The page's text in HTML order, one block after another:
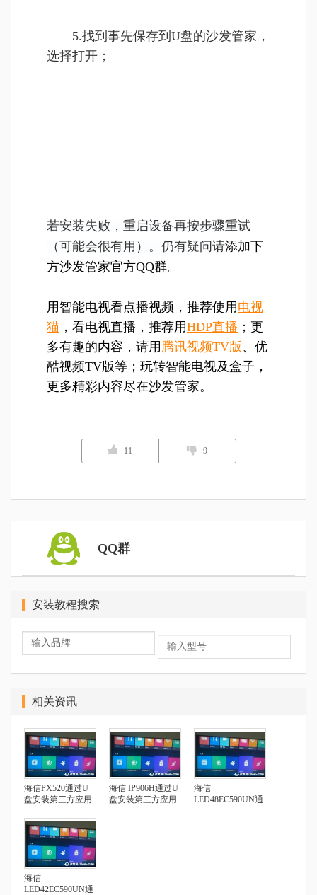
5.找到事先保存到U盘的沙发管家，
选择打开；
若安装失败，重启设备再按步骤重试
（可能会很有用）。仍有疑问请添加下
方沙发管家官方QQ群。
用智能电视看点播视频，推荐使用 电视
猫 ，看电视直播，推荐用HDP直播 ；更
多有趣的内容，请用 腾讯视频TV版 、优
酷视频TV版等；玩转智能电视及盒子，
更多精彩内容尽在沙发管家。
11 9
QQ群
安装教程搜索
相关资讯
海信PX520通过U
盘安装第三方应用
海信 IP906H通过U
盘安装第三方应用
海信
LED48EC590UN通
海信
LED42EC590UN通